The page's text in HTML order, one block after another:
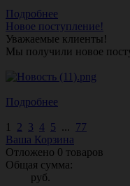
Подробнее
Новое поступление!
Уважаемые клиенты!
Мы получили новое
Подробнее
1 2 3 4 5 ... 77
Ваша Корзина
Отложено 0 товаров
Общая сумма:
руб.